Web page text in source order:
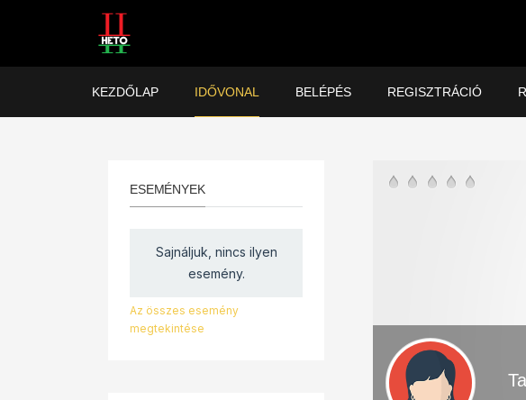
KEZDŐLAP IDŐVONAL BELÉPÉS REGISZTRÁCIÓ
ESEMÉNYEK
Sajnáljuk, nincs ilyen
esemény.
Az összes esemény
megtekintése